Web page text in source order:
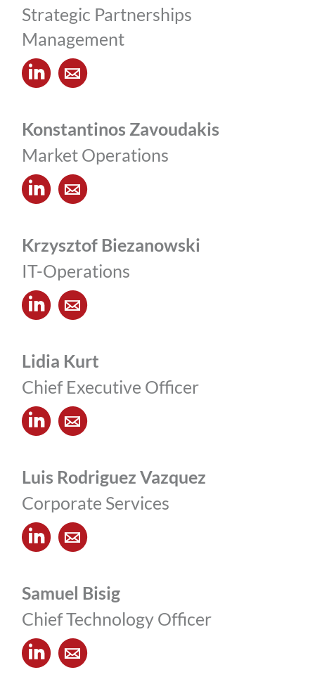
Strategic Partnerships
Management
Konstantinos Zavoudakis
Market Operations
Krzysztof Biezanowski
IT-Operations
Lidia Kurt
Chief Executive Officer
Luis Rodriguez Vazquez
Corporate Services
Samuel Bisig
Chief Technology Officer